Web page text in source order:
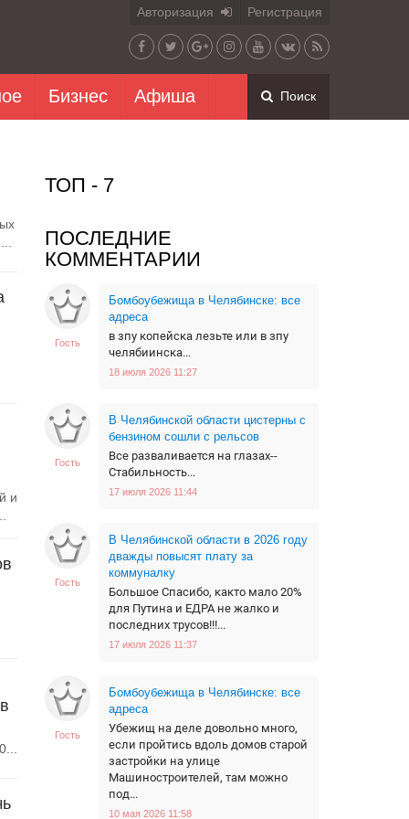
Авторизация Регистрация
Бизнес Афиша Поиск
ТОП - 7
ПОСЛЕДНИЕ
КОММЕНТАРИИ
Гость
Бомбоубежища в Челябинске: все
адреса
в зпу копейска лезьте или в зпу
челябиинска...
18 июля 2026 11:27
Гость
В Челябинской области цистерны с
бензином сошли с рельсов
Все разваливается на глазах--
Стабильность...
17 июля 2026 11:44
Гость
В Челябинской области в 2026 году
дважды повысят плату за
коммуналку
Большое Спасибо, както мало 20%
для Путина и ЕДРА не жалко и
последних трусов!!!...
17 июля 2026 11:37
Гость
Бомбоубежища в Челябинске: все
адреса
Убежищ на деле довольно много,
если пройтись вдоль домов старой
застройки на улице
Машиностроителей, там можно
под...
10 мая 2026 11:58
и